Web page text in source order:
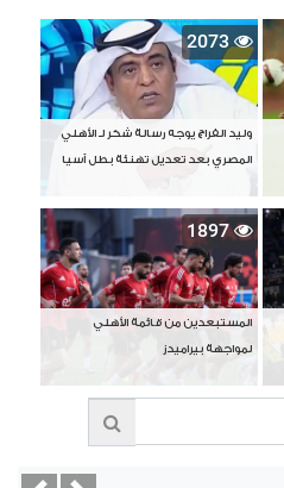
2073
وليد الفراج يوجه رسالة شكر لـ الأهلي
المصري بعد تعديل تهنئة بطل آسيا
1897
المستبعدين من قائمة الأهلي
لمواجهة بيراميدز